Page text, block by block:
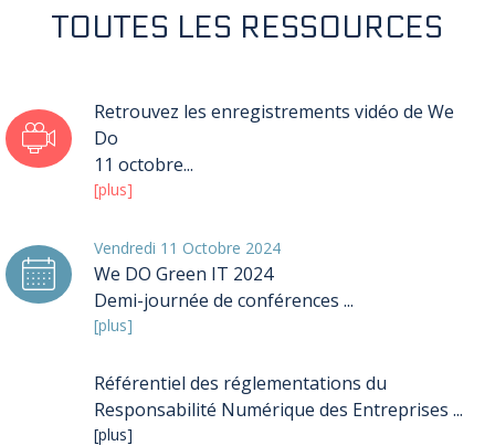
TOUTES LES RESSOURCES
Retrouvez les enregistrements vidéo de We
Do
11 octobre...
[plus]
Vendredi 11 Octobre 2024
We DO Green IT 2024
Demi-journée de conférences ...
[plus]
Référentiel des réglementations du
Responsabilité Numérique des Entreprises ...
[plus]